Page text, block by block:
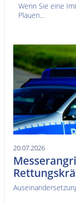
Wenn Sie eine
Plauen...
20.07.2026